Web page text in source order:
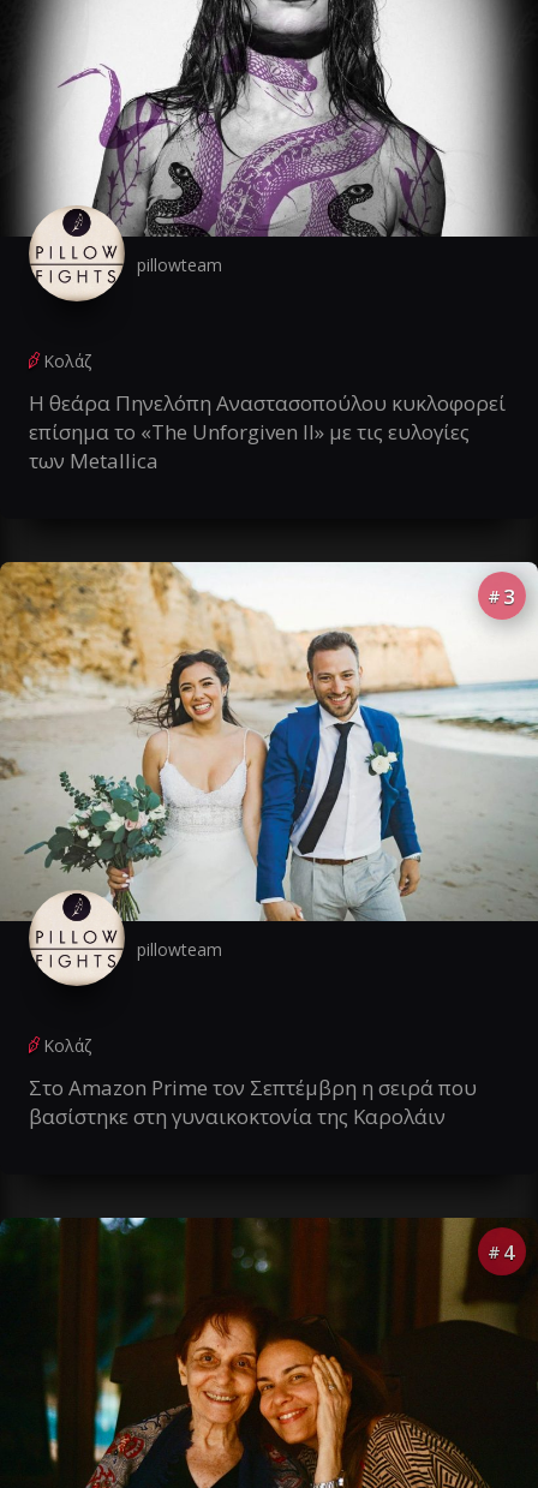
pillowteam
Κολάζ
Η θεάρα Πηνελόπη Αναστασοπούλου κυκλοφορεί
επίσημα το «The Unforgiven II» με τις ευλογίες
των Metallica
# 3
pillowteam
Κολάζ
Στο Amazon Prime τον Σεπτέμβρη η σειρά που
βασίστηκε στη γυναικοκτονία της Καρολάιν
# 4